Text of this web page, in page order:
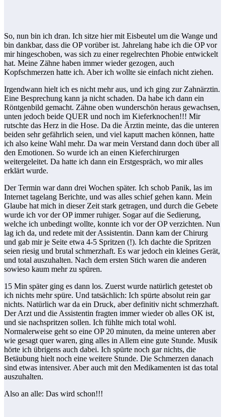
So, nun bin ich dran. Ich sitze hier mit Eisbeutel um die Wange und
bin dankbar, dass die OP vorüber ist. Jahrelang habe ich die OP vor
mir hingeschoben, was sich zu einer regelrechten Phobie entwickelt
hat. Meine Zähne haben immer wieder gezogen, auch
Kopfschmerzen hatte ich. Aber ich wollte sie einfach nicht ziehen.
Irgendwann hielt ich es nicht mehr aus, und ich ging zur Zahnärztin.
Eine Besprechung kann ja nicht schaden. Da habe ich dann ein
Röntgenbild gemacht. Zähne oben wunderschön heraus gewachsen,
unten jedoch beide QUER und noch im Kieferknochen!!! Mir
rutschte das Herz in die Hose. Da die Ärztin meinte, das die unteren
beiden sehr gefährlich seien, und viel kaputt machen können, hatte
ich also keine Wahl mehr. Da war mein Verstand dann doch über all
den Emotionen. So wurde ich an einen Kieferchirurgen
weitergeleitet. Da hatte ich dann ein Erstgespräch, wo mir alles
erklärt wurde.
Der Termin war dann drei Wochen später. Ich schob Panik, las im
Internet tagelang Berichte, und was alles schief gehen kann. Mein
Glaube hat mich in dieser Zeit stark getragen, und durch die Gebete
wurde ich vor der OP immer ruhiger. Sogar auf die Sedierung,
welche ich unbedingt wollte, konnte ich vor der OP verzichten. Nun
lag ich da, und redete mit der Assistentin. Dann kam der Chirurg
und gab mir je Seite etwa 4-5 Spritzen (!). Ich dachte die Spritzen
seien riesig und brutal schmerzhaft. Es war jedoch ein kleines Gerät,
und total auszuhalten. Nach dem ersten Stich waren die anderen
sowieso kaum mehr zu spüren.
15 Min später ging es dann los. Zuerst wurde natürlich getestet ob
ich nichts mehr spüre. Und tatsächlich: Ich spürte absolut rein gar
nichts. Natürlich war da ein Druck, aber definitiv nicht schmerzhaft.
Der Arzt und die Assistentin fragten immer wieder ob alles OK ist,
und sie nachspritzen sollen. Ich fühlte mich total wohl.
Normalerweise geht so eine OP 20 minuten, da meine unteren aber
wie gesagt quer waren, ging alles in Allem eine gute Stunde. Musik
hörte ich übrigens auch dabei. Ich spürte noch gar nichts, die
Betäubung hielt noch eine weitere Stunde. Die Schmerzen danach
sind etwas intensiver. Aber auch mit den Medikamenten ist das total
auszuhalten.
Also an alle: Das wird schon!!!